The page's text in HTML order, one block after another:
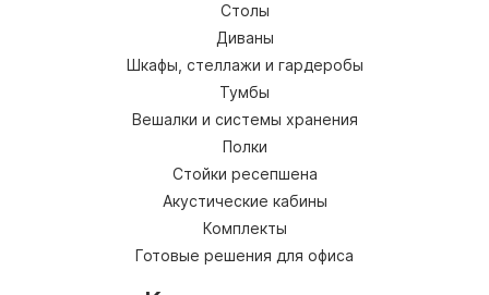
Столы
Диваны
Шкафы, стеллажи и гардеробы
Тумбы
Вешалки и системы хранения
Полки
Стойки ресепшена
Акустические кабины
Комплекты
Готовые решения для офиса